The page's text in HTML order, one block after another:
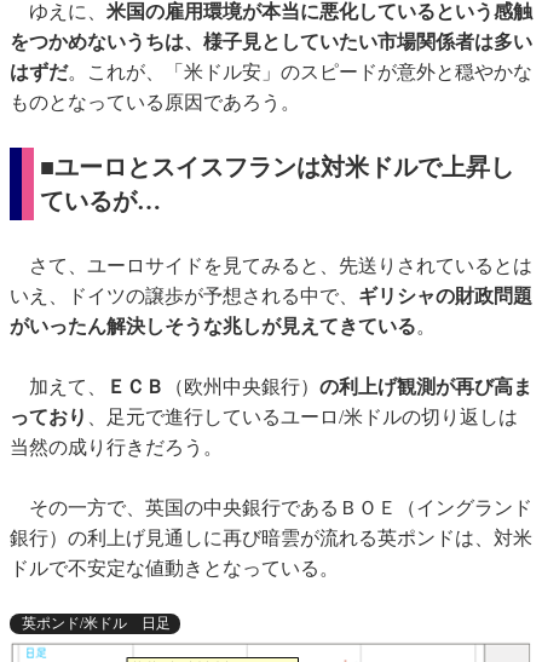
ゆえに、 米国の雇用環境が本当に悪化しているという感触
をつかめないうちは、様子見としていたい市場関係者は多い
はずだ。これが、「米ドル安」のスピードが意外と穏やかな
ものとなっている原因であろう。
■ユーロとスイスフランは対米ドルで上昇し
ているが…
さて、ユーロサイドを見てみると、先送りされているとは
いえ、ドイツの譲歩が予想される中で、 ギリシャの財政問題
がいったん解決しそうな兆しが見えてきている。
加えて、 ＥＣＢ （欧州中央銀行） の利上げ観測が再び高ま
っており
、足元で進行しているユーロ/米ドルの切り返しは
当然の成り行きだろう。
その一方で、英国の中央銀行であるＢＯＥ（イングランド
銀行）の利上げ見通しに再び暗雲が流れる英ポンドは、対米
ドルで不安定な値動きとなっている。
英ポンド/米ドル 日足